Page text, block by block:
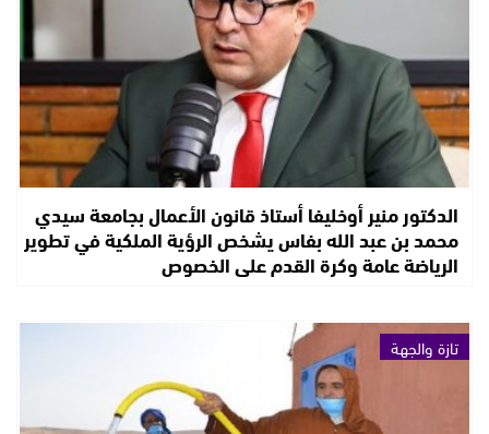
الدكتور منير أوخليفا أستاذ قانون الأعمال بجامعة سيدي
محمد بن عبد الله بفاس يشخص الرؤية الملكية في تطوير
الرياضة عامة وكرة القدم على الخصوص
تازة والجهة